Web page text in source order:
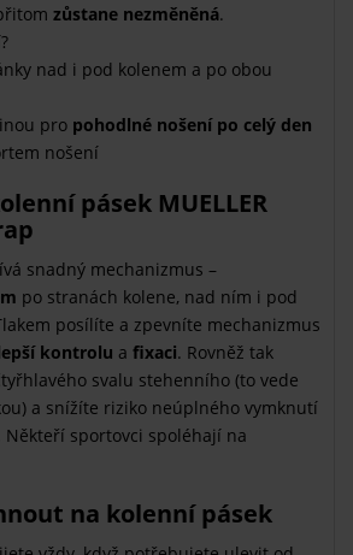
zůstane nezměněná.
nad i pod kolenem a po obou
pro pohodlné nošení po celý den
nošení
pásek MUELLER
snadný mechanizmus –
po stranách kolene, nad ním i pod
posílíte a zpevníte mechanizmus
kontrolu a fixaci. Rovněž tak
svalu stehenního (to vede
a snížíte riziko neúplného vymknutí
Někteří sportovci spoléhají na
na kolenní pásek